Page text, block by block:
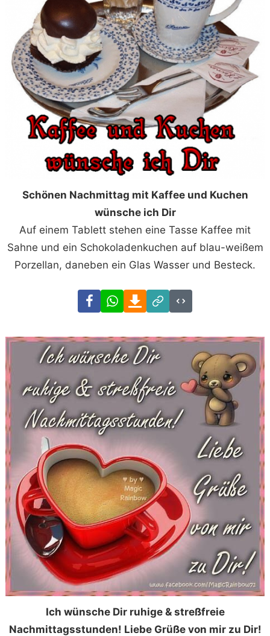
Schönen Nachmittag mit Kaffee und Kuchen
wünsche ich Dir
Auf einem Tablett stehen eine Tasse Kaffee mit
Sahne und ein Schokoladenkuchen auf blau-weißem
Porzellan, daneben ein Glas Wasser und Besteck.
FacebookWhatsAppDownload
Link
Code
Ich wünsche Dir ruhige & streßfreie
Nachmittagsstunden! Liebe Grüße von mir zu Dir!